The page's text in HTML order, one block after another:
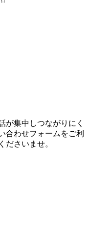
が集中しつながりにく
合わせフォームをご利
ださいませ。